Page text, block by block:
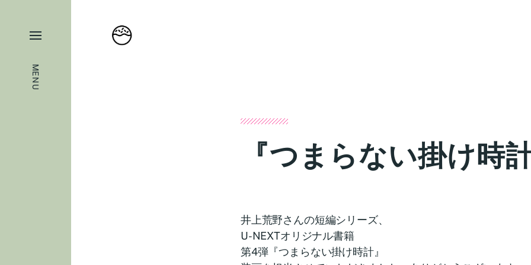
MENU
『つまらない掛け時
井上荒野さんの短編シリーズ、
U-NEXTオリジナル書籍
第4弾『つまらない掛け時計』